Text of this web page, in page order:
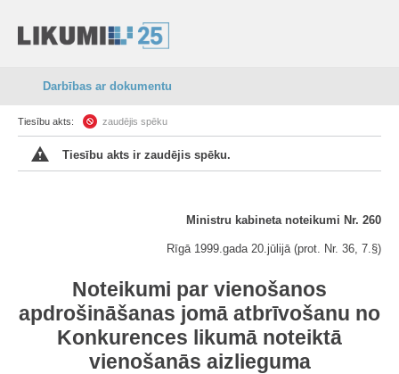
Darbības ar dokumentu
Tiesību akts: zaudējis spēku
Tiesību akts ir zaudējis spēku.
Ministru kabineta noteikumi Nr. 260
Rīgā 1999.gada 20.jūlijā (prot. Nr. 36, 7.§)
Noteikumi par vienošanos
apdrošināšanas jomā atbrīvošanu no
Konkurences likumā noteiktā
vienošanās aizlieguma